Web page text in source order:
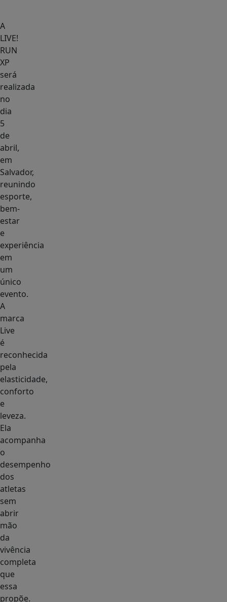
A
LIVE!
RUN
XP
será
realizada
no
dia
5
de
abril,
em
Salvador,
reunindo
esporte,
bem-
estar
e
experiência
em
um
único
evento.
A
marca
Live
é
reconhecida
pela
elasticidade,
conforto
e
leveza.
Ela
acompanha
o
desempenho
dos
atletas
sem
abrir
mão
da
vivência
completa
que
essa
propõe.